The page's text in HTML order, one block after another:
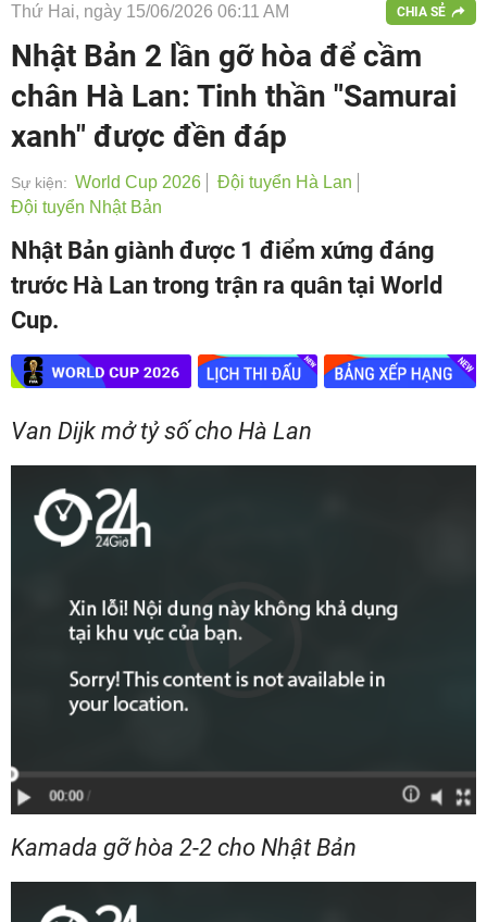
Thứ Hai, ngày 15/06/2026 06:11 AM CHIA SẺ
Nhật Bản 2 lần gỡ hòa để cầm
chân Hà Lan: Tinh thần "Samurai
xanh" được đền đáp
Sự kiện: World Cup 2026
Đội tuyển Hà Lan
Đội tuyển Nhật Bản
Nhật Bản giành được 1 điểm xứng đáng
trước Hà Lan trong trận ra quân tại World
Cup.
Van Dijk mở tỷ số cho Hà Lan
Kamada gỡ hòa 2-2 cho Nhật Bản